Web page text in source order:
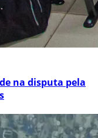
na disputa pela